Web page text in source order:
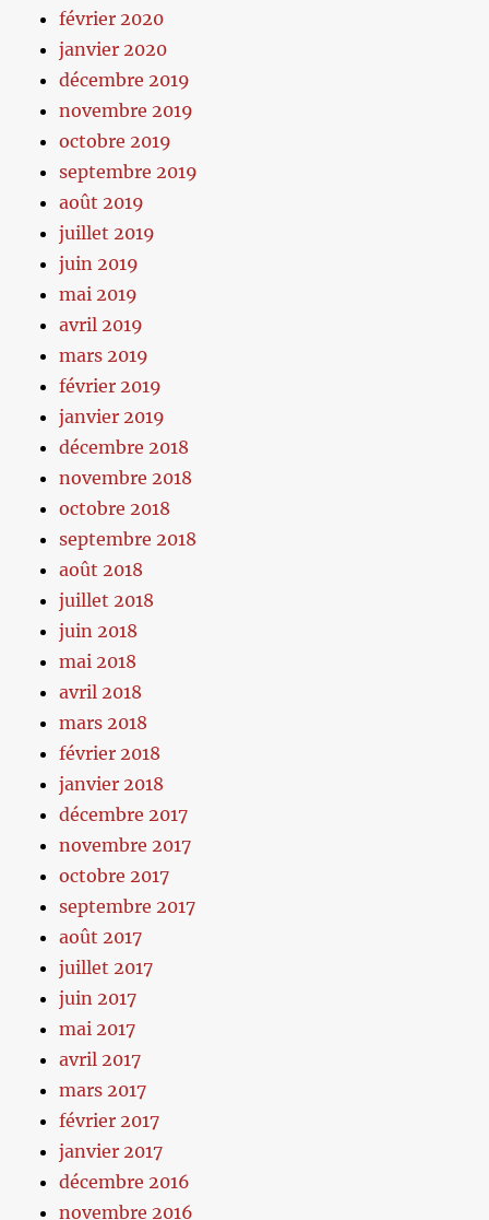
février 2020
janvier 2020
décembre 2019
novembre 2019
octobre 2019
septembre 2019
août 2019
juillet 2019
juin 2019
mai 2019
avril 2019
mars 2019
février 2019
janvier 2019
décembre 2018
novembre 2018
octobre 2018
septembre 2018
août 2018
juillet 2018
juin 2018
mai 2018
avril 2018
mars 2018
février 2018
janvier 2018
décembre 2017
novembre 2017
octobre 2017
septembre 2017
août 2017
juillet 2017
juin 2017
mai 2017
avril 2017
mars 2017
février 2017
janvier 2017
décembre 2016
novembre 2016